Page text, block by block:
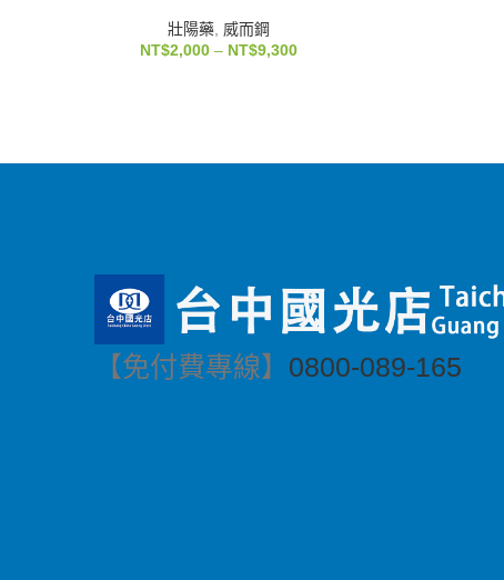
壯陽藥 威而鋼
NT$2,000 – NT$9,300
【免付費專線】 0800-089-165